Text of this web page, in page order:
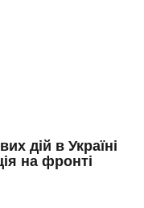
дій в Україні
на фронті